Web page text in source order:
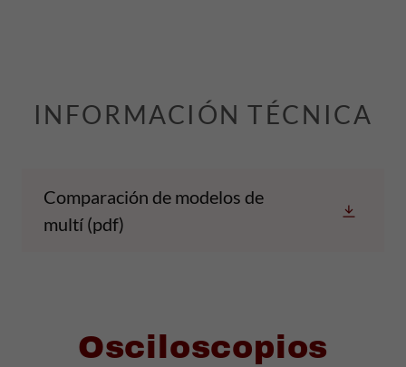
INFORMACIÓN TÉCNICA
Comparación de modelos de
multí (pdf)
Osciloscopios